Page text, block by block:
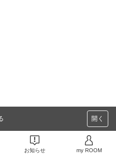
開く
お知らせ my ROOM